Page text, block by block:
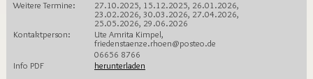
Weitere Termine:
27.10.2025, 15.12.2025, 26.01.2026,
23.02.2026, 30.03.2026, 27.04.2026,
25.05.2026, 29.06.2026
Kontaktperson:
Ute Amrita Kimpel,
friedenstaenze.rhoen@posteo.de
06656 8766
Info PDF
herunterladen